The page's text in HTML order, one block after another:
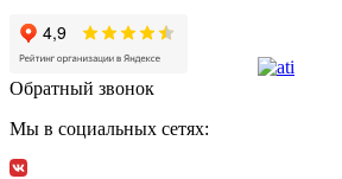
Обратный звонок
Мы в социальных сетях: